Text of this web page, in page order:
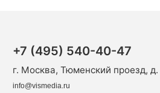
+7 (495) 540-40-47
г. Москва, Тюменский проезд, д.
info@vismedia.ru